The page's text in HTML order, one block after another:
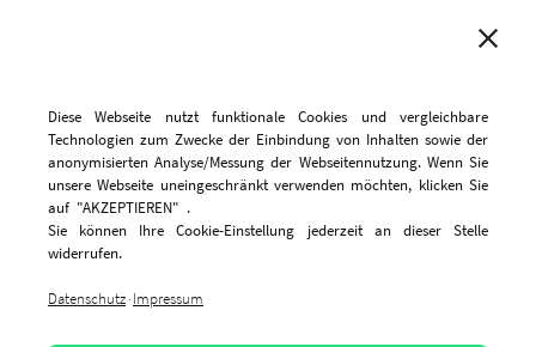
Diese Webseite nutzt funktionale Cookies und vergleichbare
Technologien zum Zwecke der Einbindung von Inhalten sowie der
anonymisierten Analyse/Messung der Webseitennutzung. Wenn Sie
unsere Webseite uneingeschränkt verwenden möchten, klicken Sie
auf "AKZEPTIEREN" .
Sie können Ihre Cookie-Einstellung jederzeit an dieser Stelle
widerrufen.
Datenschutz· Impressum
CareFactoring - Abrechnung
Ihres Pflegedienstes